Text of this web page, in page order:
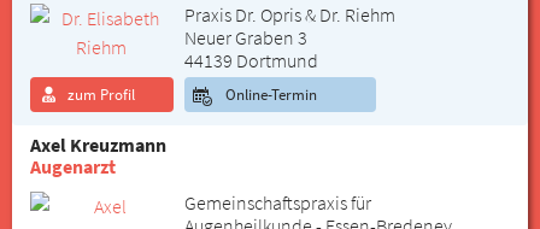
Praxis Dr. Opris & Dr. Riehm
Neuer Graben 3
44139 Dortmund
zum Profil Online-Termin
Axel Kreuzmann
Augenarzt
Gemeinschaftspraxis für